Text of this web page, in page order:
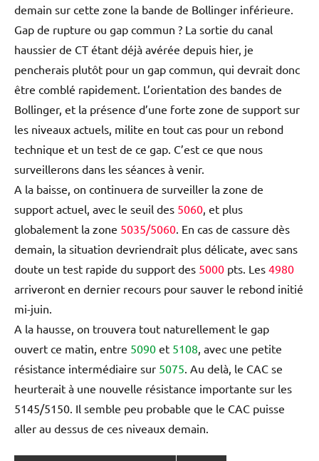
demain sur cette zone la bande de Bollinger inférieure.
Gap de rupture ou gap commun ? La sortie du canal
haussier de CT étant déjà avérée depuis hier, je
pencherais plutôt pour un gap commun, qui devrait donc
être comblé rapidement. L’orientation des bandes de
Bollinger, et la présence d’une forte zone de support sur
les niveaux actuels, milite en tout cas pour un rebond
technique et un test de ce gap. C’est ce que nous
surveillerons dans les séances à venir.
A la baisse, on continuera de surveiller la zone de
support actuel, avec le seuil des 5060, et plus
globalement la zone 5035/5060. En cas de cassure dès
demain, la situation devriendrait plus délicate, avec sans
doute un test rapide du support des 5000 pts. Les 4980
arriveront en dernier recours pour sauver le rebond initié
mi-juin.
A la hausse, on trouvera tout naturellement le gap
ouvert ce matin, entre 5090 et 5108, avec une petite
résistance intermédiaire sur 5075. Au delà, le CAC se
heurterait à une nouvelle résistance importante sur les
5145/5150. Il semble peu probable que le CAC puisse
aller au dessus de ces niveaux demain.